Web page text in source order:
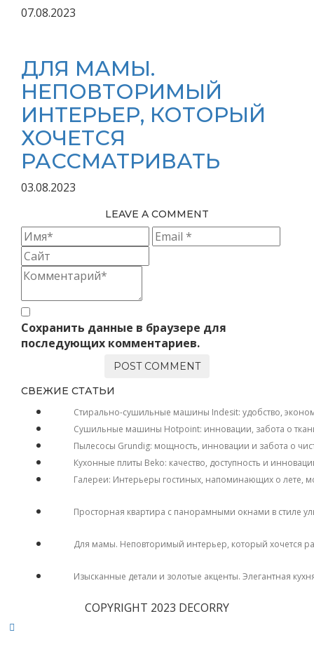
07.08.2023
ДЛЯ МАМЫ.
НЕПОВТОРИМЫЙ
ИНТЕРЬЕР, КОТОРЫЙ
ХОЧЕТСЯ
РАССМАТРИВАТЬ
03.08.2023
LEAVE A COMMENT
Сохранить данные в браузере для
последующих комментариев.
СВЕЖИЕ СТАТЬИ
Стирально-сушильные машины Indesit: удобство,
Сушильные машины Hotpoint: инновации, забота о
Пылесосы Grundig: мощность, инновации и забота о
Кухонные плиты Beko: качество, доступность и
Галереи: Интерьеры гостиных, напоминающих о лете,
Просторная квартира с панорамными окнами в стиле
Для мамы. Неповторимый интерьер, который хочется
Изысканные детали и золотые акценты. Элегантная
COPYRIGHT 2023 DECORRY